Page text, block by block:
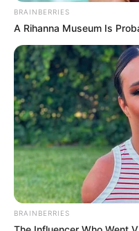
ΛΙΓΑ ΛΟΓΙΑ ΓΙΑ
Πέμπτη, 22 Οκτωβρίου
ΓΕΙΑ ΣΑΣ….ΚΑΛΩΣ ΗΛΘΑΤΕ
ΑΛΕΞΑΝΔΡΟΣ ΖΕΥΣ Ο
ΑΡΧΗΓΟΣ ΤΩΝ ΕΛ. Ο
ΑΠΟΛΥΤΟΣ ΚΥΡΙΑΡΧΟΣ.
ΕΙΝΑΙ ΕΔΩ, ΕΙΝΑΙ...
BRAINBERRIES
A Rihanna Museum Is
BRAINBERRIES